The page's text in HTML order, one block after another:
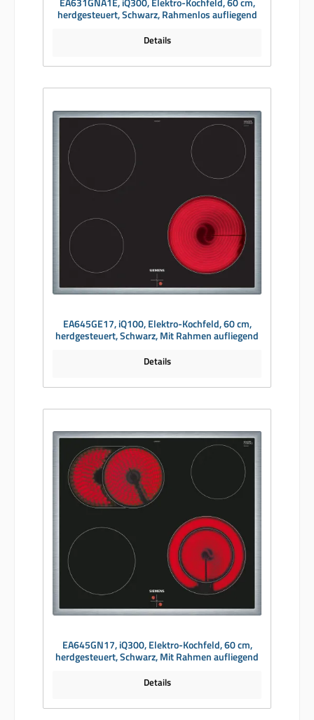
herdgesteuert, Schwarz, Rahmenlos aufliegend
Details
EA645GE17, iQ100, Elektro-Kochfeld, 60 cm,
herdgesteuert, Schwarz, Mit Rahmen aufliegend
Details
EA645GN17, iQ300, Elektro-Kochfeld, 60 cm,
herdgesteuert, Schwarz, Mit Rahmen aufliegend
Details